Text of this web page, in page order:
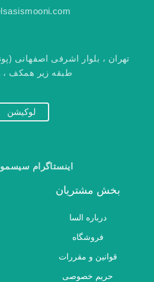
تهران ، بلوار اشرفی اصفهانی
طبقه زیر همکف ،
لوکیشن
اینستاگرام
بخش مشتریان
درباره السا
فروشگاه
قوانین و مقررات
حریم خصوصی